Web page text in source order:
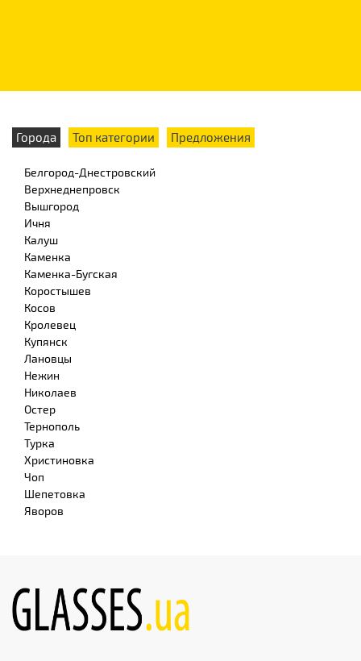
Города Топ категории Предложения
Белгород-Днестровский
Верхнеднепровск
Вышгород
Ичня
Калуш
Каменка
Каменка-Бугская
Коростышев
Косов
Кролевец
Купянск
Лановцы
Нежин
Николаев
Остер
Тернополь
Турка
Христиновка
Чоп
Шепетовка
Яворов